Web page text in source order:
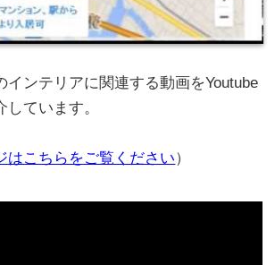
インテリアに関連する動画をYoutube
ています。
はこちらをご覧ください）